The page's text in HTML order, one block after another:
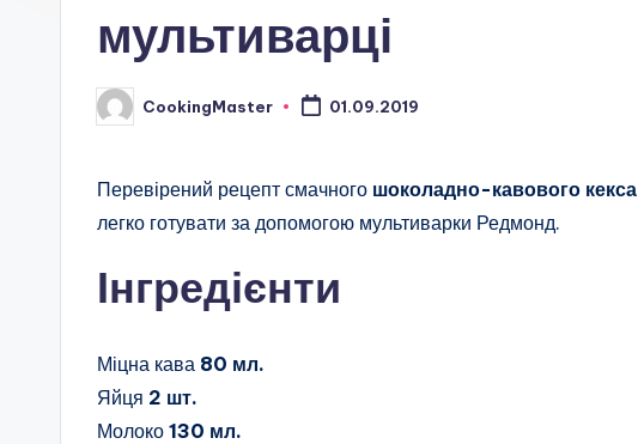
мультиварці
Опубліковано
CookingMaster 01.09.2019
Перевірений рецепт смачного шоколадно-кавового кекса
легко готувати за допомогою мультиварки Редмонд.
Інгредієнти
Міцна кава 80 мл.
Яйця 2 шт.
Молоко 130 мл.